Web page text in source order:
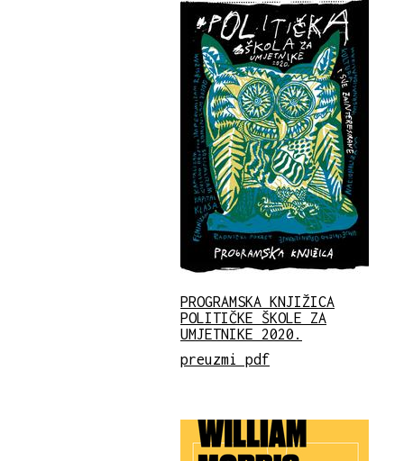
PROGRAMSKA KNJIŽICA
POLITIČKE ŠKOLE ZA
UMJETNIKE 2020.
preuzmi pdf